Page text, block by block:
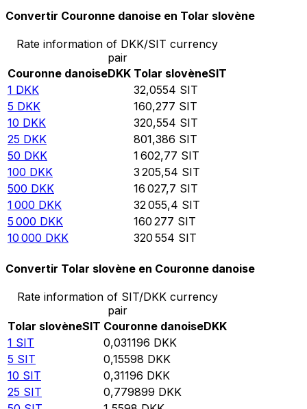
Convertir Couronne danoise en Tolar slovène
Rate information of DKK/SIT currency
pair
Couronne danoiseDKK Tolar slovèneSIT
1 DKK 32,0554 SIT
5 DKK 160,277 SIT
10 DKK 320,554 SIT
25 DKK 801,386 SIT
50 DKK 1 602,77 SIT
100 DKK 3 205,54 SIT
500 DKK 16 027,7 SIT
1 000 DKK 32 055,4 SIT
5 000 DKK 160 277 SIT
10 000 DKK 320 554 SIT
Convertir Tolar slovène en Couronne danoise
Rate information of SIT/DKK currency
pair
Tolar slovèneSIT Couronne danoiseDKK
1 SIT 0,031196 DKK
5 SIT 0,15598 DKK
10 SIT 0,31196 DKK
25 SIT 0,779899 DKK